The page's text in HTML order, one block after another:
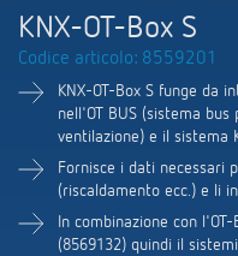
Le app di Theben
Relè passo-
efficiente e a costi
knx-s
Sostenibilità
Cooperazione
Ambiente
Design
Distribuzione
Come
Richiesta
Newsletter
KNX-OT-Box S
Codice articolo: 8559201
KNX-OT-Box S funge da
nell'OT BUS (sistema
ventilazione) e il sistema
Fornisce i dati necessari
(riscaldamento ecc.) e li
In combinazione con
(8569132) quindi il